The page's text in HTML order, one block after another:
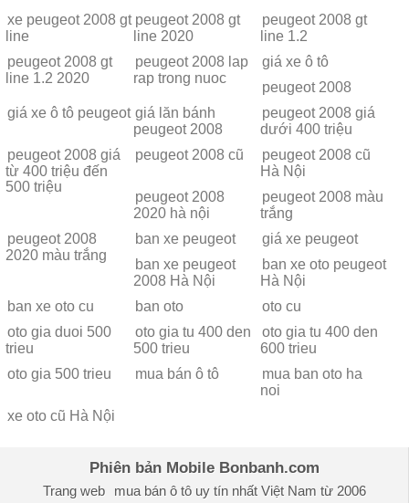
xe peugeot 2008 gt
line
peugeot 2008 gt
line 2020
peugeot 2008 gt
line 1.2
peugeot 2008 gt
line 1.2 2020
peugeot 2008 lap
rap trong nuoc
giá xe ô tô
peugeot 2008
giá xe ô tô peugeot giá lăn bánh
peugeot 2008
peugeot 2008 giá
dưới 400 triệu
peugeot 2008 giá
từ 400 triệu đến
500 triệu
peugeot 2008 cũ
peugeot 2008 cũ
Hà Nội
peugeot 2008
2020 hà nội
peugeot 2008 màu
trắng
peugeot 2008
2020 màu trắng
ban xe peugeot
giá xe peugeot
ban xe peugeot
2008 Hà Nội
ban xe oto peugeot
Hà Nội
ban xe oto cu
ban oto
oto cu
oto gia duoi 500
trieu
oto gia tu 400 den
500 trieu
oto gia tu 400 den
600 trieu
oto gia 500 trieu
mua bán ô tô
mua ban oto ha
noi
xe oto cũ Hà Nội
Phiên bản Mobile Bonbanh.com
Trang web mua bán ô tôuy tín nhất Việt Nam từ 2006